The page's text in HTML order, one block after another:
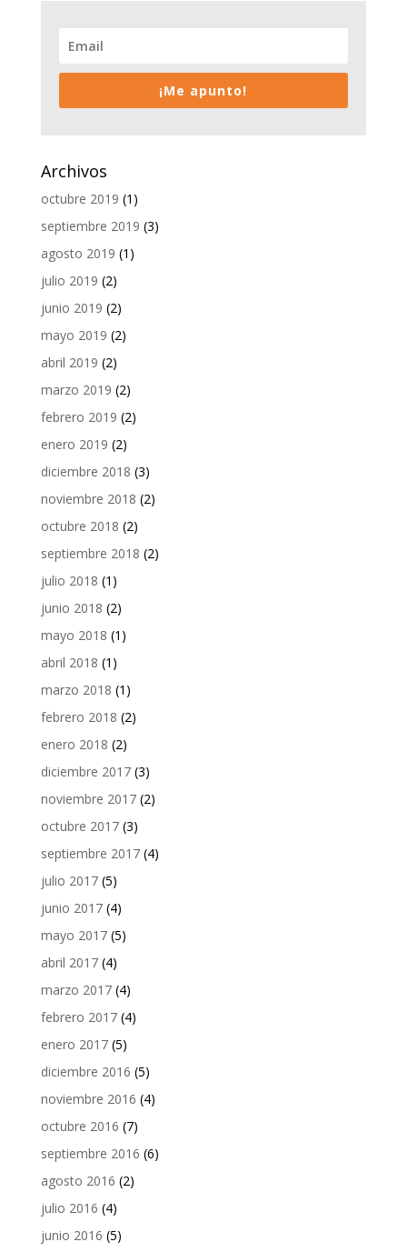
¡Me apunto!
Archivos
octubre 2019 (1)
septiembre 2019 (3)
agosto 2019 (1)
julio 2019 (2)
junio 2019 (2)
mayo 2019 (2)
abril 2019 (2)
marzo 2019 (2)
febrero 2019 (2)
enero 2019 (2)
diciembre 2018 (3)
noviembre 2018 (2)
octubre 2018 (2)
septiembre 2018 (2)
julio 2018 (1)
junio 2018 (2)
mayo 2018 (1)
abril 2018 (1)
marzo 2018 (1)
febrero 2018 (2)
enero 2018 (2)
diciembre 2017(3)
noviembre 2017(2)
octubre 2017(3)
septiembre 2017(4)
julio 2017(5)
junio 2017(4)
mayo 2017(5)
abril 2017(4)
marzo 2017(4)
febrero 2017(4)
enero 2017(5)
diciembre 2016 (5)
noviembre 2016 (4)
octubre 2016 (7)
septiembre 2016 (6)
agosto 2016 (2)
julio 2016 (4)
junio 2016 (5)